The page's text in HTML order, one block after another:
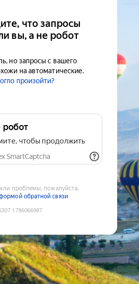
что запросы
вы, а не робот
но запросы с вашего
на автоматические.
произойти?
робот
чтобы продолжить
SmartCaptcha
проблемы, пожалуйста,
обратной связи
:1786066987